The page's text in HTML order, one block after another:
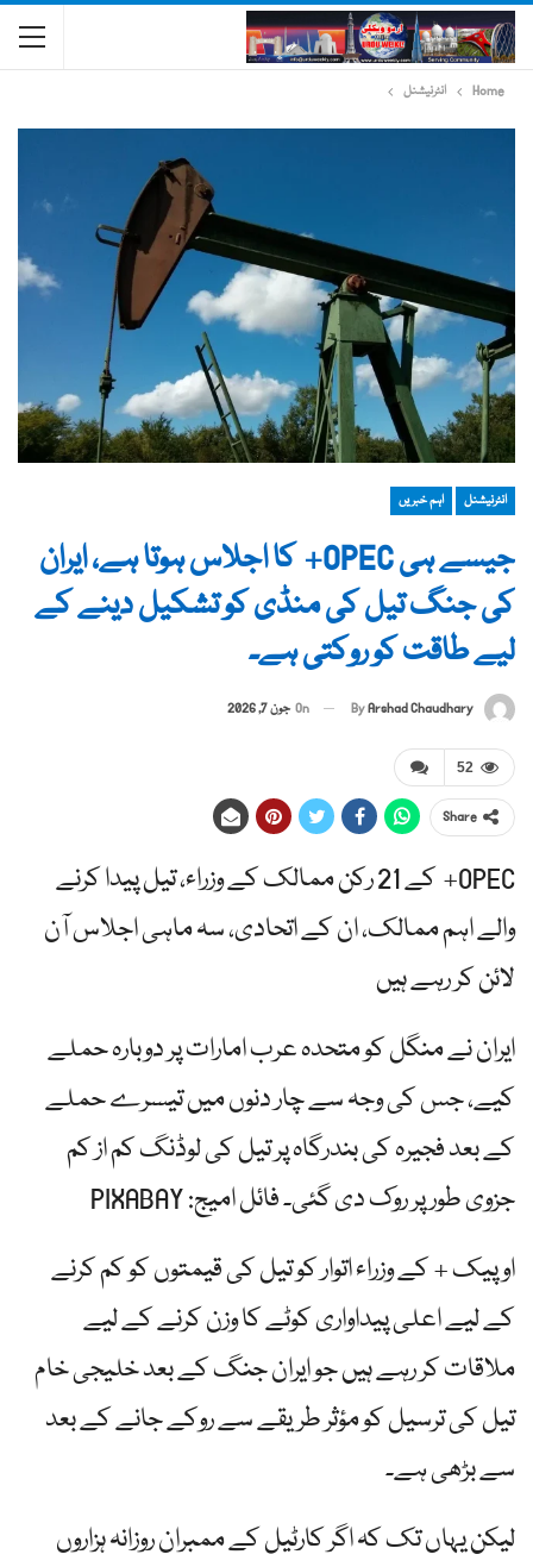
Home انٹرنیشنل
انٹرنیشنل اہم خبریں
جیسے ہی OPEC+ کا اجلاس ہوتا ہے، ایران
کی جنگ تیل کی منڈی کو تشکیل دینے کے
لیے طاقت کو روکتی ہے۔
ByArshad Chaudhary
On جون 7, 2026
52
Share
OPEC+ کے 21 رکن ممالک کے وزراء، تیل پیدا کرنے
والے اہم ممالک، ان کے اتحادی، سہ ماہی اجلاس آن
لائن کر رہے ہیں
ایران نے منگل کو متحدہ عرب امارات پر دوبارہ حملے
کیے، جس کی وجہ سے چار دنوں میں تیسرے حملے
کے بعد فجیرہ کی بندرگاہ پر تیل کی لوڈنگ کم از کم
جزوی طور پر روک دی گئی۔ فائل امیج: PIXABAY
اوپیک + کے وزراء اتوار کو تیل کی قیمتوں کو کم کرنے
کے لیے اعلی پیداواری کوٹے کا وزن کرنے کے لیے
ملاقات کر رہے ہیں جو ایران جنگ کے بعد خلیجی خام
تیل کی ترسیل کو مؤثر طریقے سے روکے جانے کے بعد
سے بڑھی ہے۔
لیکن یہاں تک کہ اگر کارٹیل کے ممبران روزانہ ہزاروں